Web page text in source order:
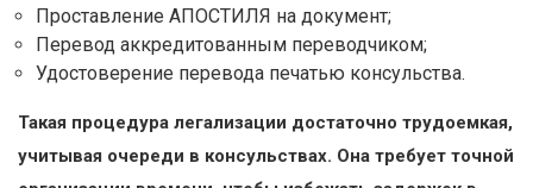
Проставление АПОСТИЛЯ на документ;
Перевод аккредитованным переводчиком;
Удостоверение перевода печатью консульства.
Такая процедура легализации достаточно трудоемкая,
учитывая очереди в консульствах. Она требует точной